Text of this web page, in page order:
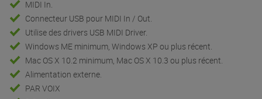
Connecteur USB pour MIDI In / Out.
Utilise des drivers USB MIDI Driver.
Windows ME minimum, Windows XP ou plus récent.
Mac OS X 10.2 minimum, Mac OS X 10.3 ou plus récent.
Alimentation externe.
PAR VOIX
3 Oscillateurs